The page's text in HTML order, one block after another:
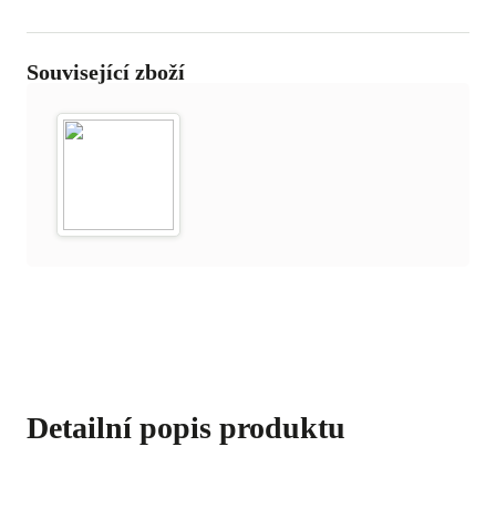
Související zboží
Detailní popis produktu